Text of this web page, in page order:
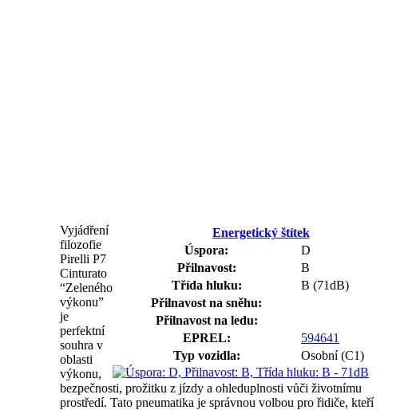
Energetický štítek
Úspora:
D
Přilnavost:
B
Třída hluku:
B (71dB)
Přilnavost na sněhu:
Přilnavost na ledu:
EPREL:
594641
Typ vozidla:
Osobní (C1)
Vyjádření
filozofie
Pirelli P7
Cinturato
“Zeleného
výkonu”
je
perfektní
souhra v
oblasti
výkonu,
bezpečnosti, prožitku z jízdy a ohleduplnosti vůči životnímu
prostředí. Tato pneumatika je správnou volbou pro řidiče, kteří